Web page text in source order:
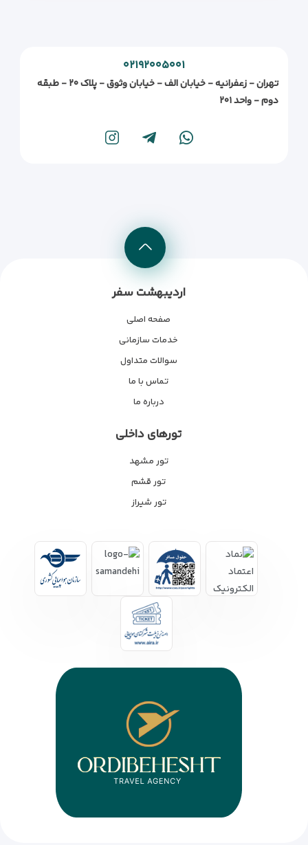
۰۲۱۹۲۰۰۵۰۰۱
تهران - زعفرانیه - خیابان الف - خیابان وثوق - پلاک ۲۰ - طبقه
دوم - واحد ۲۰۱
اردیبهشت سفر
صفحه اصلی
خدمات سازمانی
سوالات متداول
تماس با ما
درباره ما
تورهای داخلی
تور مشهد
تور قشم
تور شیراز